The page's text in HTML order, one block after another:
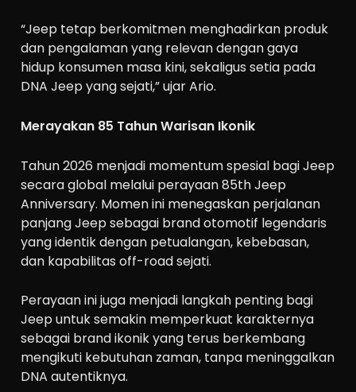
“Jeep tetap berkomitmen menghadirkan produk
dan pengalaman yang relevan dengan gaya
hidup konsumen masa kini, sekaligus setia pada
DNA Jeep yang sejati,” ujar Ario.
Merayakan 85 Tahun Warisan Ikonik
Tahun 2026 menjadi momentum spesial bagi Jeep
secara global melalui perayaan 85th Jeep
Anniversary. Momen ini menegaskan perjalanan
panjang Jeep sebagai brand otomotif legendaris
yang identik dengan petualangan, kebebasan,
dan kapabilitas off-road sejati.
Perayaan ini juga menjadi langkah penting bagi
Jeep untuk semakin memperkuat karakternya
sebagai brand ikonik yang terus berkembang
mengikuti kebutuhan zaman, tanpa meninggalkan
DNA autentiknya.